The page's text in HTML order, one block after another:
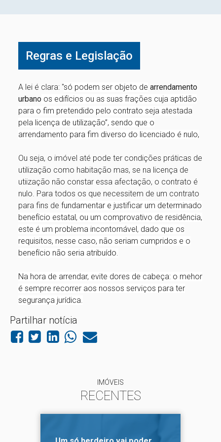
Regras e Legislação
A lei é clara: "só podem ser objeto de arrendamento
urbano os edifícios ou as suas frações cuja aptidão
para o fim pretendido pelo contrato seja atestada
pela licença de utilização”, sendo que o
arrendamento para fim diverso do licenciado é nulo,
Ou seja, o imóvel até pode ter condições práticas de
utilização como habitação mas, se na licença de
utiização não constar essa afectação, o contrato é
nulo. Para todos os que necessitem de um contrato
para fins defundamentar e justificar um determinado
benefício estatal, ou um comprovativo de residência,
este é um problema incontornável, dado que os
requisitos, nesse caso, não seriam cumpridos e o
benefício não seria atribuído.
Na hora de arrendar, evite dores de cabeça: o mehor
é sempre recorrer aos nossos serviços para ter
segurança jurídica.
Partilhar notícia
IMÓVEIS
RECENTES